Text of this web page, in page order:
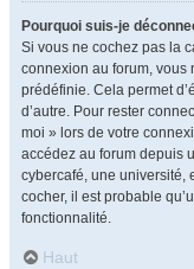
Pourquoi suis-je
Si vous ne cochez pas la
connexion au forum, vous
prédéfinie. Cela permet
d’autre. Pour rester
moi » lors de votre
accédez au forum depuis
cybercafé, une université,
cocher, il est probable
fonctionnalité.
Haut